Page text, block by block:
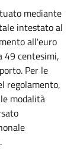
mediante
intestato al
all'euro
49 centesimi,
Per le
regolamento,
modalità